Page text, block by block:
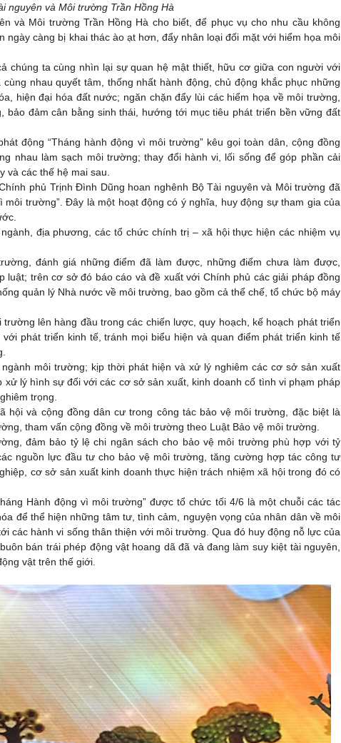
nguyên và Môi trường Trần Hồng Hà
và Môi trường Trần Hồng Hà cho biết, để phục vụ cho nhu cầu không
càng bị khai thác ào ạt hơn, đẩy nhân loại đối mặt với hiểm họa môi
chúng ta cùng nhìn lại sự quan hệ mật thiết, hữu cơ giữa con người với
nhau quyết tâm, thống nhất hành động, chủ động khắc phục những
hiện đại hóa đất nước; ngăn chặn đẩy lùi các hiểm họa về môi trường,
đảm cân bằng sinh thái, hướng tới mục tiêu phát triển bền vững đất
động “Tháng hành động vì môi trường” kêu gọi toàn dân, cộng đồng
nhau làm sạch môi trường; thay đổi hành vi, lối sống để góp phần cải
và các thế hệ mai sau.
phủ Trịnh Đình Dũng hoan nghênh Bộ Tài nguyên và Môi trường đã
trường”. Đây là một hoạt động có ý nghĩa, huy động sự tham gia của
địa phương, các tổ chức chính trị – xã hội thực hiện các nhiệm vụ
đánh giá những điểm đã làm được, những điểm chưa làm được,
luật; trên cơ sở đó báo cáo và đề xuất với Chính phủ các giải pháp đồng
quản lý Nhà nước về môi trường, bao gồm cả thể chế, tổ chức bộ máy
lên hàng đầu trong các chiến lược, quy hoạch, kế hoạch phát triển
phát triển kinh tế, tránh mọi biểu hiện và quan điểm phát triển kinh tế
môi trường; kịp thời phát hiện và xử lý nghiêm các cơ sở sản xuất
lý hình sự đối với các cơ sở sản xuất, kinh doanh cố tình vi phạm pháp
trọng.
hội và cộng đồng dân cư trong công tác bảo vệ môi trường, đặc biệt là
tham vấn cộng đồng về môi trường theo Luật Bảo vệ môi trường.
đảm bảo tỷ lệ chi ngân sách cho bảo vệ môi trường phù hợp với tỷ
nguồn lực đầu tư cho bảo vệ môi trường, tăng cường hợp tác công tư
cơ sở sản xuất kinh doanh thực hiện trách nhiệm xã hội trong đó có
Hành động vì môi trường” được tổ chức tối 4/6 là một chuỗi các tác
để thể hiện những tâm tư, tình cảm, nguyện vọng của nhân dân về môi
các hành vi sống thân thiện với môi trường. Qua đó huy động nỗ lực của
bán trái phép động vật hoang dã đã và đang làm suy kiệt tài nguyên,
vật trên thế giới.